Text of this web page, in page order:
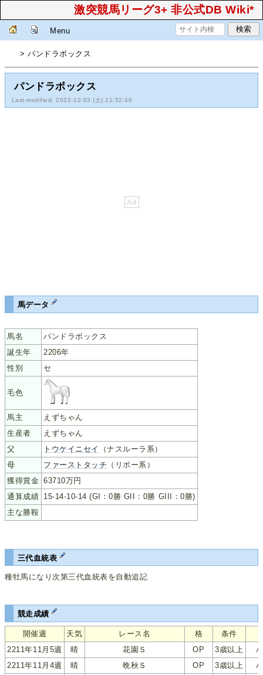
激突競馬リーグ3+ 非公式DB Wiki*
Menu
> パンドラボックス
パンドラボックス
Last-modified: 2022-12-03 (土) 21:52:46
馬データ
馬名
パンドラボックス
誕生年
2206年
性別
セ
毛色
馬主
えずちゃん
生産者
えずちゃん
父
トウケイニセイ
（ナスルーラ系）
母
ファーストタッチ （リボー系）
獲得賞金 63710万円
通算成績 15-14-10-14 (GI：0勝 GII：0勝 GIII：0勝)
主な勝鞍
三代血統表
種牡馬になり次第三代血統表を自動追記
競走成績
開催週 天気 レース名 格 条件
2211年11月5週
晴 花園Ｓ OP 3歳以上
2211年11月4週
晴 晩秋Ｓ OP 3歳以上